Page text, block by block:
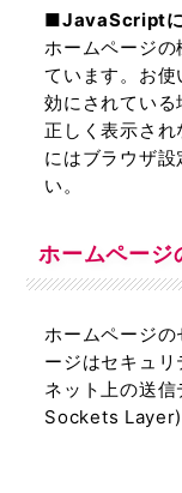
■JavaScriptに
ホームページ
ています。お
効にされてい
正しく表示さ
にはブラウザ
い。
ホームページ
ホームページ
ージはセキュ
ネット上の送
Sockets Layer)